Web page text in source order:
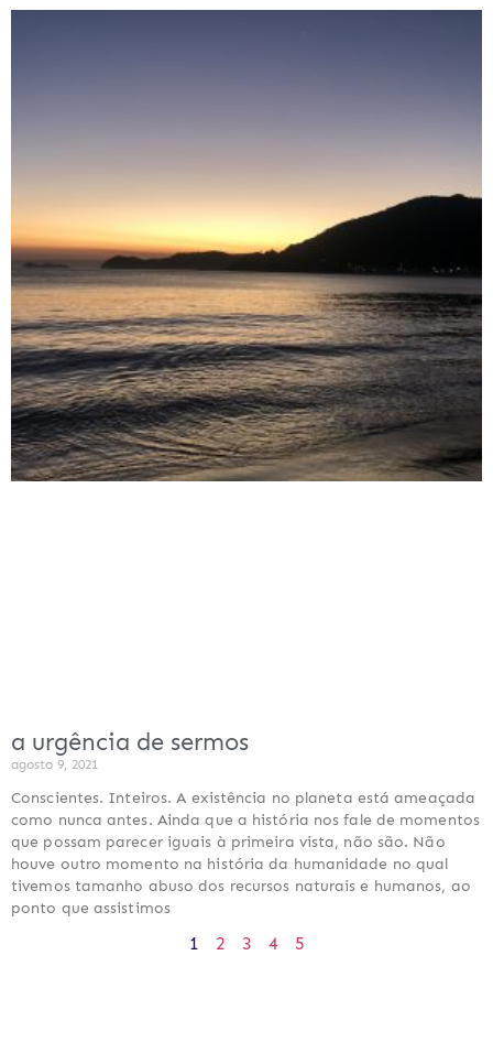
a urgência de sermos
agosto 9, 2021
Conscientes. Inteiros. A existência no planeta está ameaçada
como nunca antes. Ainda que a história nos fale de momentos
que possam parecer iguais à primeira vista, não são. Não
houve outro momento na história da humanidade no qual
tivemos tamanho abuso dos recursos naturais e humanos, ao
ponto que assistimos
1 2 3 4 5